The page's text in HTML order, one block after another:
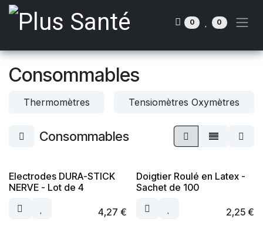
Se rendre au contenu
0 0
Consommables
Thermomètres Tensiomètres Oxymètres
Consommables
Electrodes DURA-STICK
NERVE - Lot de 4
4,27 €
Doigtier Roulé en Latex -
Sachet de 100
2,25€